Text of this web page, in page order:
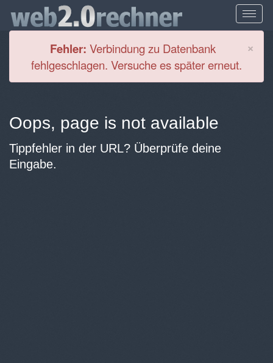
×
Fehler: Verbindung zu Datenbank
fehlgeschlagen. Versuche es später erneut.
Oops, page is not available
Tippfehler in der URL? Überprüfe deine
Eingabe.